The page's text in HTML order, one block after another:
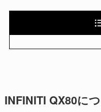
INFINITI QX80に